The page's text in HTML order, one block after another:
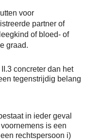
voor
partner of
of bloed- of
graad.
concreter dan het
tegenstrijdig belang
in ieder geval
is een
rechtspersoon i)